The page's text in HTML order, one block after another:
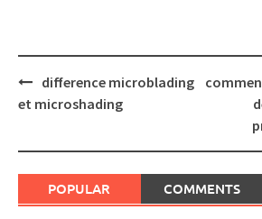
Post
navigation
difference microblading
et microshading
POPULAR COMMENTS